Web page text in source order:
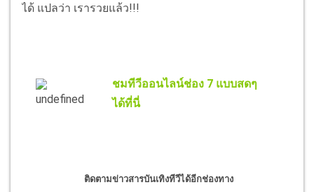
ได้ แปลว่า เรารวยแล้ว!!!
ชมทีวีออนไลน์ช่อง 7 แบบสดๆ
ได้ที่นี่
ติดตามข่าวสารบันเทิงทีวีได้อีกช่องทาง